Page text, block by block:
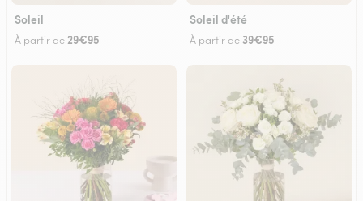
Soleil
À partir de 29€95
Soleil d'été
À partir de 39€95